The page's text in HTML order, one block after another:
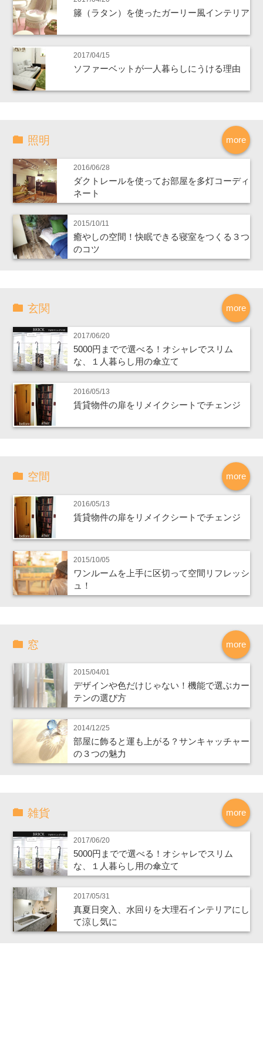
籐（ラタン）を使ったガーリー風インテリア
2017/04/15
ソファーベットが一人暮らしにうける理由
more
照明
2016/06/28
ダクトレールを使ってお部屋を多灯コーディ
ネート
2015/10/11
癒やしの空間！快眠できる寝室をつくる３つ
のコツ
more
玄関
2017/06/20
5000円までで選べる！オシャレでスリム
な、１人暮らし用の傘立て
2016/05/13
賃貸物件の扉をリメイクシートでチェンジ
more
空間
2016/05/13
賃貸物件の扉をリメイクシートでチェンジ
2015/10/05
ワンルームを上手に区切って空間リフレッシ
ュ！
more
窓
2015/04/01
デザインや色だけじゃない！機能で選ぶカー
テンの選び方
2014/12/25
部屋に飾ると運も上がる？サンキャッチャー
の３つの魅力
more
雑貨
2017/06/20
5000円までで選べる！オシャレでスリム
な、１人暮らし用の傘立て
2017/05/31
真夏日突入、水回りを大理石インテリアにし
て涼し気に